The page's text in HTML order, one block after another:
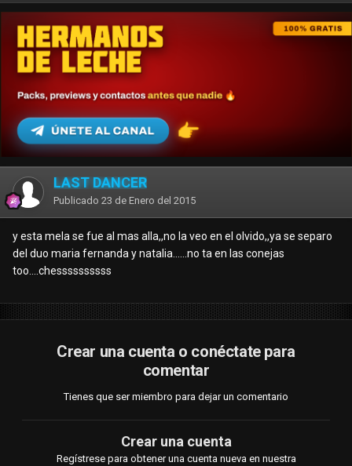
LAST DANCER
Publicado 23 de Enero del 2015
y esta mela se fue al mas alla,,no la veo en el olvido,,ya se separo
del duo maria fernanda y natalia......no ta en las conejas
too....chessssssssss
Crear una cuenta o conéctate para
comentar
Tienes que ser miembro para dejar un comentario
Crear una cuenta
Regístrese para obtener una cuenta nueva en nuestra